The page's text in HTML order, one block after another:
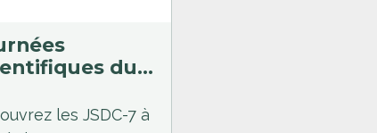
du
les JSDC-7 à